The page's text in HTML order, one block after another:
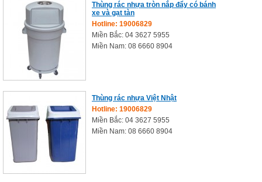
Thùng rác nhựa tròn nắp đẩy có bánh
xe và gạt tàn
Hotline: 19006829
Miền Bắc: 04 3627 5955
Miền Nam: 08 6660 8904
Thùng rác nhựa Việt Nhật
Hotline: 19006829
Miền Bắc: 04 3627 5955
Miền Nam: 08 6660 8904